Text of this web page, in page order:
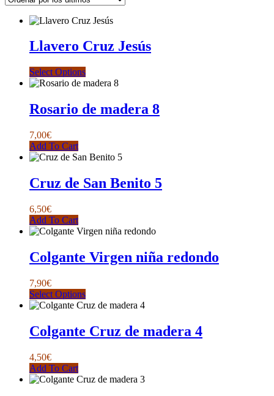
Llavero Cruz Jesús
Select OptionsEste
producto
múltiples
variantes.
pueden
en
la
producto
Rosario de madera 8
7,00€
Add To Cart
Cruz de San Benito 5
6,50€
Add To Cart
Colgante Virgen niña redondo
7,90€
Select OptionsEste
producto
múltiples
variantes.
pueden
Colgante Cruz de madera 4
4,50€
Add To Cart